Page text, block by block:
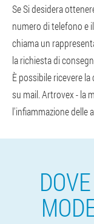
Se Si desidera
numero di telefono e
chiama un
la richiesta di
È possibile ricevere
su mail. Artrovex - la
l'infiammazione delle